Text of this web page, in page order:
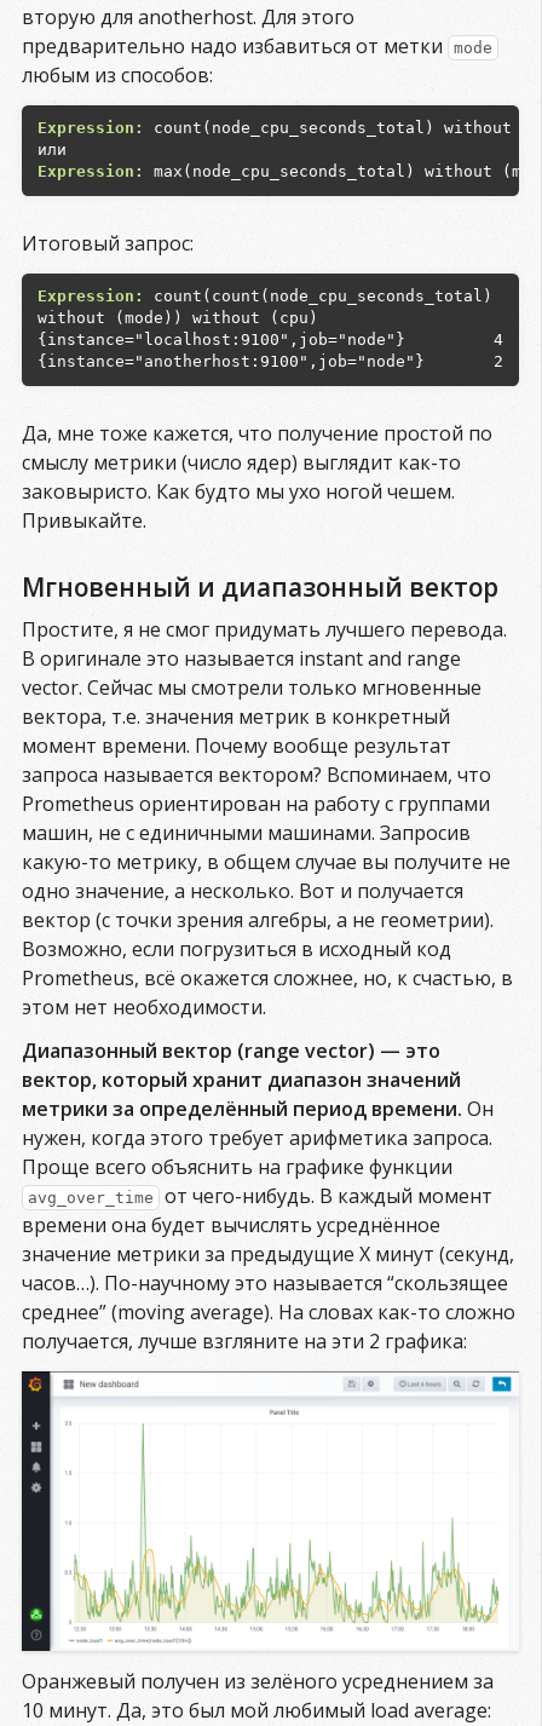
вторую для anotherhost. Для этого
предварительно надо избавиться от метки mode
любым из способов:
Expression:
count(node_cpu_seconds_total) without
Expression:
Итоговый запрос:
Expression:
count(count(node_cpu_seconds_total)
4
2
Да, мне тоже кажется, что получение простой по
смыслу метрики (число ядер) выглядит как-то
заковыристо. Как будто мы ухо ногой чешем.
Привыкайте.
Мгновенный и диапазонный вектор
Простите, я не смог придумать лучшего перевода.
В оригинале это называется instant and range
vector. Сейчас мы смотрели только мгновенные
вектора, т.е. значения метрик в конкретный
момент времени. Почему вообще результат
запроса называется вектором? Вспоминаем, что
Prometheus ориентирован на работу с группами
машин, не с единичными машинами. Запросив
какую-то метрику, в общем случае вы получите не
одно значение, а несколько. Вот и получается
вектор (с точки зрения алгебры, а не геометрии).
Возможно, если погрузиться в исходный код
Prometheus, всё окажется сложнее, но, к счастью, в
этом нет необходимости.
Диапазонный вектор (range vector) — это
вектор, который хранит диапазон значений
метрики за определённый период времени. Он
нужен, когда этого требует арифметика запроса.
Проще всего объяснить на графике функции
avg_over_time от чего-нибудь. В каждый момент
времени она будет вычислять усреднённое
значение метрики за предыдущие X минут (секунд,
часов…). По-научному это называется “скользящее
среднее” (moving average). На словах как-то сложно
получается, лучше взгляните на эти 2 графика:
Оранжевый получен из зелёного усреднением за
10 минут. Да, это был мой любимый load average: